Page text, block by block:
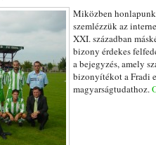
Miközben
szemlézzük az
XXI. században
bizony érdekes
a bejegyzés, amely
bizonyítékot a Fradi
magyarságtudathoz.